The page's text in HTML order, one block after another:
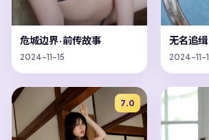
危城边界·前传故事
2024-11-15
无名追
2024-11-
7.0